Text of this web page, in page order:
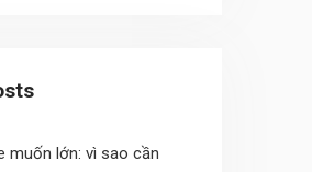
muốn lớn: vì sao cần